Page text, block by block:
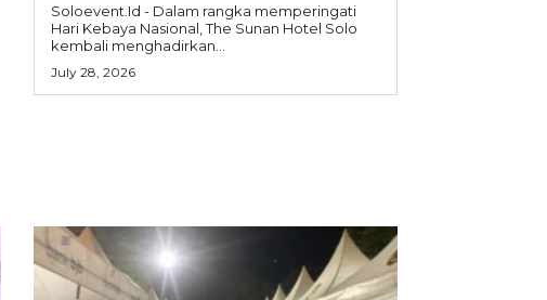
Soloevent.Id - Dalam rangka memperingati
Hari Kebaya Nasional, The Sunan Hotel Solo
kembali menghadirkan...
July 28, 2026